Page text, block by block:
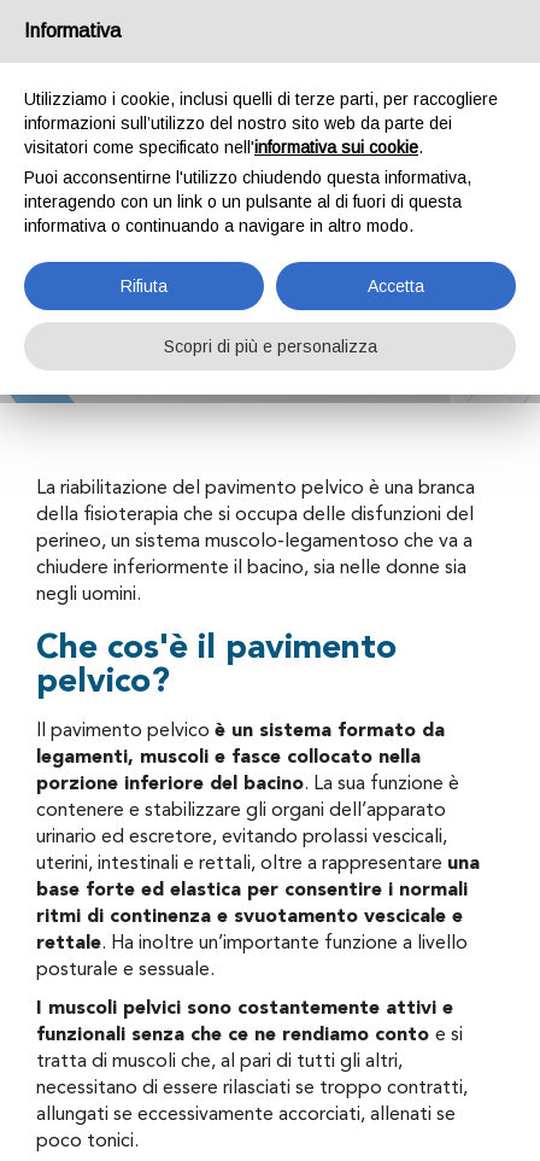
Riabilitazione del
pavimento pelvico
Fisioterapia
Riabilitazione del pavimento pelvico
La riabilitazione del pavimento pelvico è una branca
della fisioterapia che si occupa delle disfunzioni del
perineo, un sistema muscolo-legamentoso che va a
chiudere inferiormente il bacino, sia nelle donne sia
negli uomini.
Che cos'è il pavimento
pelvico?
Il pavimento pelvico è un sistema formato da
legamenti, muscoli e fasce collocato nella
porzione inferiore del bacino. La sua funzione è
contenere e stabilizzare gli organi dell’apparato
urinario ed escretore, evitando prolassi vescicali,
uterini, intestinali e rettali, oltre a rappresentare una
base forte ed elastica per consentire i normali
ritmi di continenza e svuotamento vescicale e
rettale. Ha inoltre un’importante funzione a livello
posturale e sessuale.
I muscoli pelvici sono costantemente attivi e
funzionali senza che ce ne rendiamo conto e si
tratta di muscoli che, al pari di tutti gli altri,
necessitano di essere rilasciati se troppo contratti,
allungati se eccessivamente accorciati, allenati se
poco tonici.
Informativa
Utilizziamo i cookie, inclusi quelli di terze parti, per raccogliere
informazioni sull’utilizzo del nostro sito web da parte dei
visitatori come specificato nell'informativa sui cookie.
Puoi acconsentirne l'utilizzo chiudendo questa informativa,
interagendo con un link o un pulsante al di fuori di questa
informativa o continuando a navigare in altro modo.
Rifiuta Accetta
Scopri di più e personalizza